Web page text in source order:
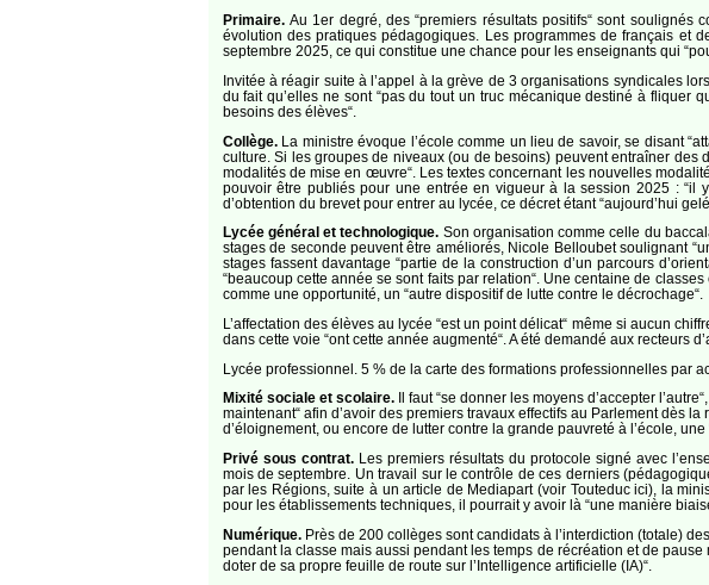
Primaire. Au 1er degré, des “premiers résultats positifs“ sont soulignés
évolution des pratiques pédagogiques. Les programmes de français et
septembre 2025, ce qui constitue une chance pour les enseignants qui
Invitée à réagir suite à l’appel à la grève de 3 organisations syndicales
du fait qu’elles ne sont “pas du tout un truc mécanique destiné à fliquer
besoins des élèves“.
Collège. La ministre évoque l’école comme un lieu de savoir, se disant
culture. Si les groupes de niveaux (ou de besoins) peuvent entraîner des
modalités de mise en œuvre“. Les textes concernant les nouvelles
pouvoir être publiés pour une entrée en vigueur à la session 2025 : “il
d’obtention du brevet pour entrer au lycée, ce décret étant “aujourd’hui
Lycée général et technologique. Son organisation comme celle du
stages de seconde peuvent être améliorés, Nicole Belloubet soulignant
stages fassent davantage “partie de la construction d’un parcours
“beaucoup cette année se sont faits par relation“. Une centaine de
comme une opportunité, un “autre dispositif de lutte contre le décrochage“.
L’affectation des élèves au lycée “est un point délicat“ même si aucun
dans cette voie “ont cette année augmenté“. A été demandé aux recteurs
Lycée professionnel. 5 % de la carte des formations professionnelles par
Mixité sociale et scolaire.
Il faut “se donner les moyens d’accepter
maintenant“ afin d’avoir des premiers travaux effectifs au Parlement dès
d’éloignement, ou encore de lutter contre la grande pauvreté à l’école, une
Privé sous contrat.Les premiers résultats du protocole signé avec
mois de septembre. Un travail sur le contrôle de ces derniers
par les Régions, suite à un article de Mediapart (voir Touteduc ici), la
pour les établissements techniques, il pourrait y avoir là “une manière
Numérique. Près de 200 collèges sont candidats à l’interdiction (totale)
pendant la classe mais aussi pendant les temps de récréation et de
doter de sa propre feuille de route sur l’Intelligence artificielle (IA)“.